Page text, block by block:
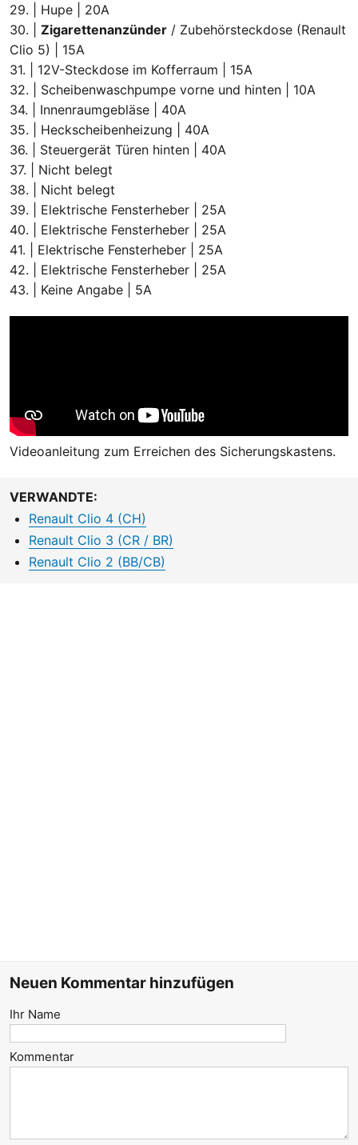
29. | Hupe | 20A
30. | Zigarettenanzünder / Zubehörsteckdose (Renault
Clio 5) | 15A
31. | 12V-Steckdose im Kofferraum | 15A
32. | Scheibenwaschpumpe vorne und hinten | 10A
34. | Innenraumgebläse | 40A
35. | Heckscheibenheizung | 40A
36. | Steuergerät Türen hinten | 40A
37. | Nicht belegt
38. | Nicht belegt
39. | Elektrische Fensterheber | 25A
40. | Elektrische Fensterheber | 25A
41. | Elektrische Fensterheber | 25A
42. | Elektrische Fensterheber | 25A
43. | Keine Angabe | 5A
Videoanleitung zum Erreichen des Sicherungskastens.
VERWANDTE:
Renault Clio 4 (CH)
Renault Clio 3 (CR / BR)
Renault Clio 2 (BB/CB)
Neuen Kommentar hinzufügen
Ihr Name
Kommentar